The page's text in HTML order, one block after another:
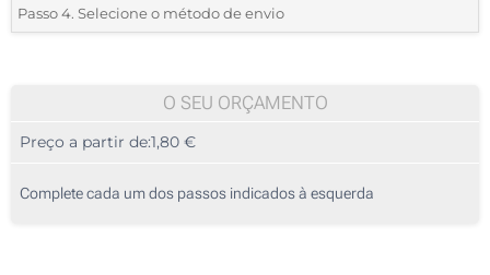
1 Cor (Num lado)
*Quantidade mínima:25
50
125
Passo 4. Selecione o método de envio
O SEU ORÇAMENTO
Preço a partir de:1,80 €
Complete cada um dos passos indicados à esquerda